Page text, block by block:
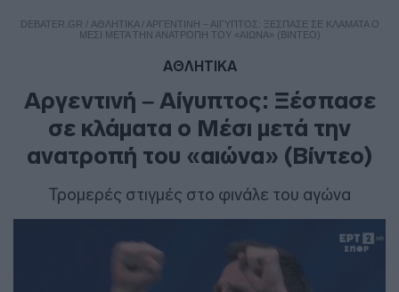
DEBATER.GR / ΑΘΛΗΤΙΚΑ/ ΑΡΓΕΝΤΙΝΉ – ΑΊΓΥΠΤΟΣ: ΞΈΣΠΑΣΕ ΣΕ ΚΛΆΜΑΤΑ Ο
ΜΈΣΙ ΜΕΤΆ ΤΗΝ ΑΝΑΤΡΟΠΉ ΤΟΥ «ΑΙΏΝΑ» (ΒΊΝΤΕΟ)
ΑΘΛΗΤΙΚΑ
Αργεντινή – Αίγυπτος: Ξέσπασε
σε κλάματα ο Μέσι μετά την
ανατροπή του «αιώνα» (Βίντεο)
Τρομερές στιγμές στο φινάλε του αγώνα